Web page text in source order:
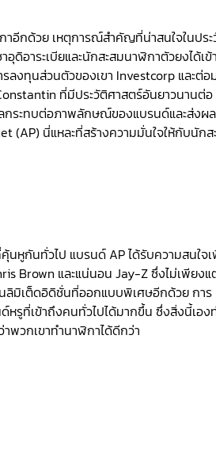
อีกด้วย เหตุการณ์สำคัญที่น่าสนใจในประ
อาระเบียและนักสะสมนาฬิกาตัวยงได้เข้
งทุนส่วนตัวของเขา Investcorp และต่อ
ที่มีประวัติศาสตร์อันยาวนานต่อ
กระทบต่อภาพลักษณ์ของแบรนด์และส่งผ
(AP) นี่แหละที่สร้างความมั่นใจให้กับนักส
นหูกันทั่วไป แบรนด์ AP ได้รับความสนใจ
Brown และแน่นอน Jay-Z ซึ่งไม่เพียงแ
ลิมิเต็ดอิดิชั่นที่ออกแบบพิเศษอีกด้วย การ
ที่เข้าถึงคนทั่วไปได้มากขึ้น ซึ่งสิ่งนี้เอง
พวกเขาทำนาฬิกาได้ดีกว่า